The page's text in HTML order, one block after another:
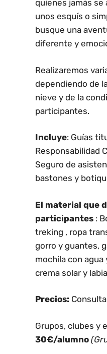
quienes jamás se
unos esquís o
busque una
diferente y
Realizaremos
dependiendo de
nieve y de la
participantes.
Incluye: Guías
Responsabilidad
Seguro de
bastones y
El material que
participantes :
treking , ropa
gorro y guantes,
mochila con agua
crema solar y
Precios: Consulta
Grupos, clubes y
30€/alumno